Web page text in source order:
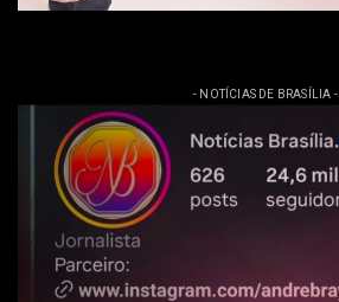
- NOTÍCIAS DE BRASÍLIA -